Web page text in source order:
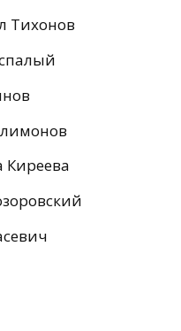
Тихонов
Киреева